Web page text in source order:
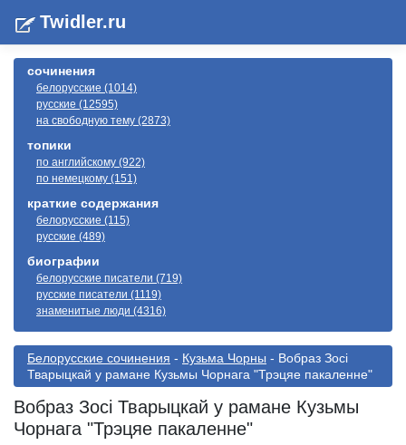
Twidler.ru
сочинения
белорусские (1014)
русские (12595)
на свободную тему (2873)
топики
по английскому (922)
по немецкому (151)
краткие содержания
белорусские (115)
русские (489)
биографии
белорусские писатели (719)
русские писатели (1119)
знаменитые люди (4316)
Белорусские сочинения - Кузьма Чорны - Вобраз Зосi
Тварыцкай у рамане Кузьмы Чорнага "Трэцяе пакаленне"
Вобраз Зосi Тварыцкай у рамане Кузьмы
Чорнага "Трэцяе пакаленне"